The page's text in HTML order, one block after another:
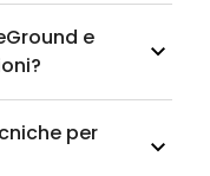
e
per